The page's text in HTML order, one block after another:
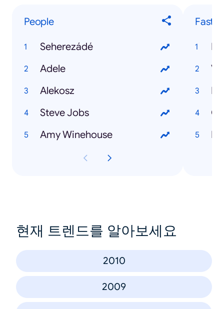
People
Seherezádé
Adele
Alekosz
Steve Jobs
Amy Winehouse
현재 트렌드를 알아보세요
2010
2009